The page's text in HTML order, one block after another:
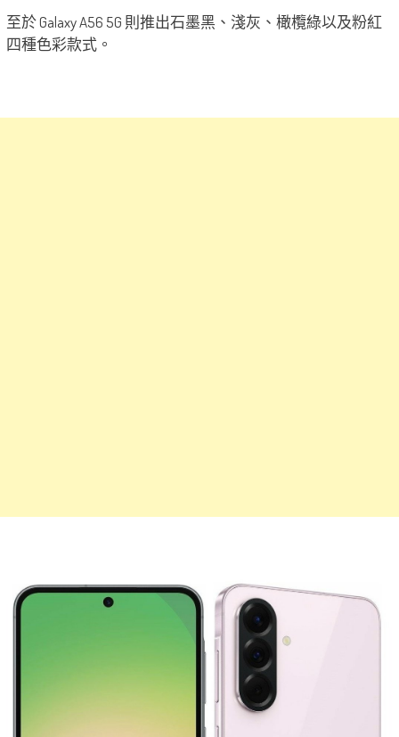
至於 Galaxy A56 5G 則推出石墨黑、淺灰、橄欖綠以及粉紅
四種色彩款式。